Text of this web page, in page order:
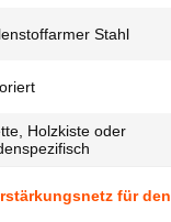
Stahl
Holzkiste oder
für